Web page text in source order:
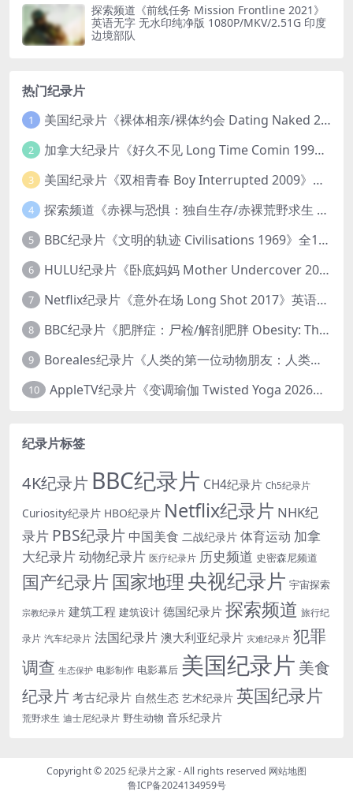
探索频道《前线任务 Mission Frontline 2021》
英语无字 无水印纯净版 1080P/MKV/2.51G 印度
边境部队
热门纪录片
1 美国纪录片《裸体相亲/裸体约会 Dating Naked 2014-2016》第1-3季全33集 英语中英双字 无水印纯净版 1080P/MKV/85.6G 裸体相亲真人秀
2 加拿大纪录片《好久不见 Long Time Comin 1993》英语中英双字 官方纯净版 1080P/MKV/1G 女同性艺术家
3 美国纪录片《双相青春 Boy Interrupted 2009》英语中英双字 官方纯净版 1080P/MKV/1.43G 青少年躁郁症
4 探索频道《赤裸与恐惧：独自生存/赤裸荒野求生 Naked and Afraid: Solo 2023》第一季全8集 英语中英双字 官方纯净版 高码1080P/MKV/45.4G
5 BBC纪录片《文明的轨迹 Civilisations 1969》全13集 英语中英双字 高清收藏版 1080P/MKV/64.1G 西方艺术史话
6 HULU纪录片《卧底妈妈 Mother Undercover 2023》全4集 英语中英双字 官方纯净版 1080P/MKV/7.6G 拯救孩子
7 Netflix纪录片《意外在场 Long Shot 2017》英语中字 720P/NKV/1.06GB 美国谋杀误判案件
8 BBC纪录片《肥胖症：尸检/解剖肥胖 Obesity: The Post Mortem 2016》英语中英双字 无水印纯净版 1080P/MKV/1.03G
9 Boreales纪录片《人类的第一位动物朋友：人类和狗的神奇故事 Man’s First Friend 2018》英语中英双字 1080P/MP4/1.8G 狗的神奇故事
10 AppleTV纪录片《变调瑜伽 Twisted Yoga 2026》全3集 英语中英双字 无水印纯净版 1080P/MKV/10G 瑜伽大师背后的真相
纪录片标签
4K纪录片 BBC纪录片 CH4纪录片 Ch5纪录片
Curiosity纪录片 HBO纪录片 Netflix纪录片 NHK纪
录片 PBS纪录片 中国美食 二战纪录片 体育运动 加拿
大纪录片动物纪录片 医疗纪录片 历史频道 史密森尼频道
国产纪录片 国家地理 央视纪录片 宇宙探索
宗教纪录片 建筑工程 建筑设计 德国纪录片 探索频道 旅行纪
录片 汽车纪录片 法国纪录片 澳大利亚纪录片 灾难纪录片 犯罪
调查 生态保护 电影制作 电影幕后 美国纪录片 美食
纪录片考古纪录片 自然生态 艺术纪录片 英国纪录片
荒野求生 迪士尼纪录片 野生动物 音乐纪录片
Copyright © 2025纪录片之家 - All rights reserved 网站地图
鲁ICP备2024134959号